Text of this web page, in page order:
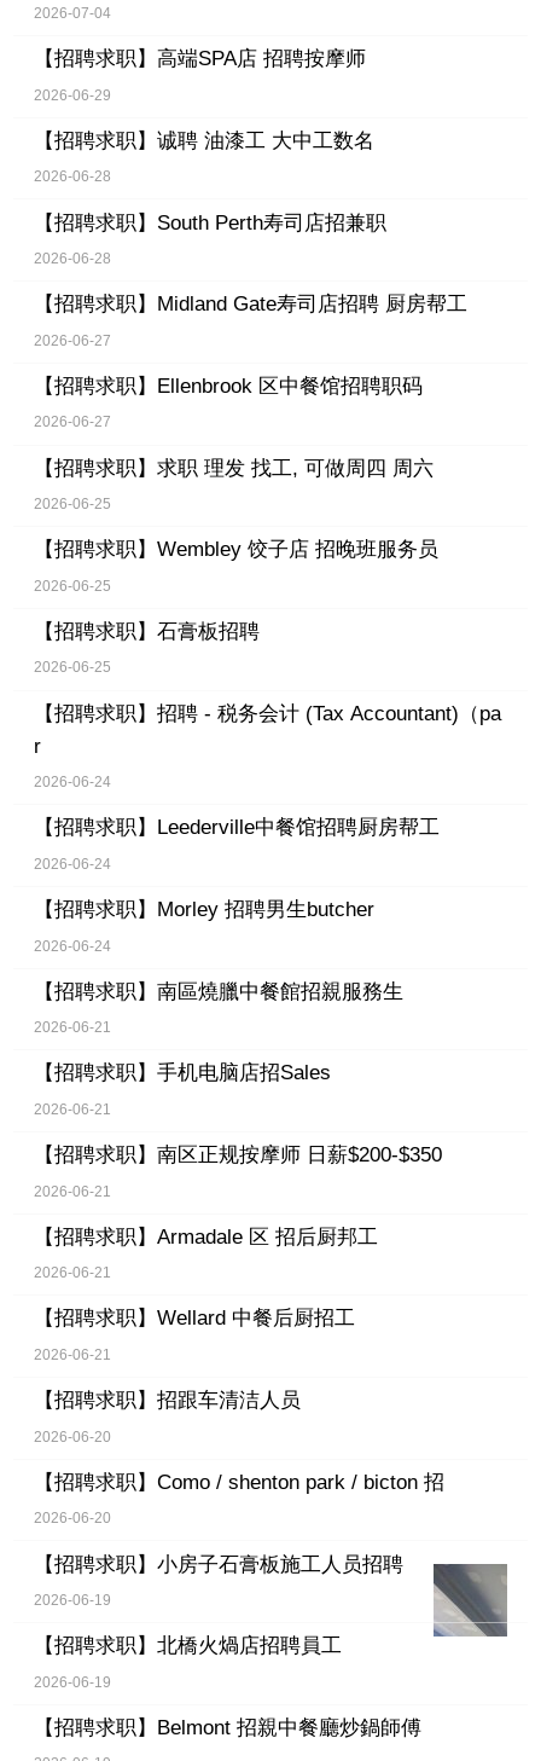
2026-07-04
【招聘求职】 高端SPA店 招聘按摩师
2026-06-29
【招聘求职】 诚聘 油漆工 大中工数名
2026-06-28
【招聘求职】 South Perth寿司店招兼职
2026-06-28
【招聘求职】 Midland Gate寿司店招聘 厨房帮工
2026-06-27
【招聘求职】 Ellenbrook 区中餐馆招聘职码
2026-06-27
【招聘求职】 求职 理发 找工, 可做周四 周六
2026-06-25
【招聘求职】 Wembley 饺子店 招晚班服务员
2026-06-25
【招聘求职】 石膏板招聘
2026-06-25
【招聘求职】 招聘 - 税务会计 (Tax Accountant)（pa
r
2026-06-24
【招聘求职】 Leederville中餐馆招聘厨房帮工
2026-06-24
【招聘求职】 Morley 招聘男生butcher
2026-06-24
【招聘求职】 南區燒臘中餐館招親服務生
2026-06-21
【招聘求职】 手机电脑店招Sales
2026-06-21
【招聘求职】 南区正规按摩师 日薪$200-$350
2026-06-21
【招聘求职】 Armadale 区 招后厨邦工
2026-06-21
【招聘求职】 Wellard 中餐后厨招工
2026-06-21
【招聘求职】 招跟车清洁人员
2026-06-20
【招聘求职】 Como / shenton park / bicton 招
2026-06-20
【招聘求职】 小房子石膏板施工人员招聘
2026-06-19
【招聘求职】 北橋火煱店招聘員工
2026-06-19
【招聘求职】 Belmont 招親中餐廳炒鍋師傅